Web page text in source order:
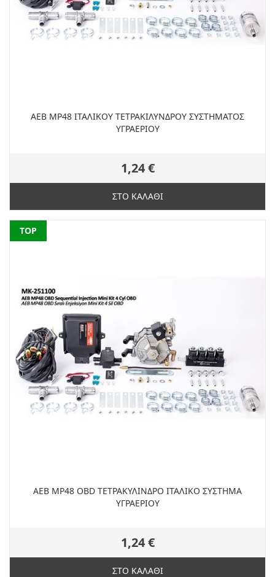
ΑΕΒ MP48 ITAΛΙΚΟΥ ΤΕΤΡΑΚΙΛΥΝΔΡΟΥ ΣΥΣΤΗΜΑΤΟΣ
ΥΓΡΑΕΡΙΟΥ
1,24 €
ΣΤΟ ΚΑΛΑΘΙ
NEW
TOP
ΑEB MP48 OBD TETΡΑΚΥΛΙΝΔΡΟ ΙΤΑΛΙΚΟ ΣΥΣΤΗΜΑ
ΥΓΡΑΕΡΙΟΥ
1,24 €
ΣΤΟ ΚΑΛΑΘΙ